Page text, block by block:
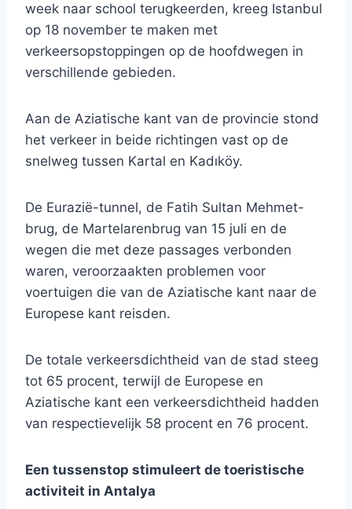
week naar school terugkeerden, kreeg Istanbul
op 18 november te maken met
verkeersopstoppingen op de hoofdwegen in
verschillende gebieden.
Aan de Aziatische kant van de provincie stond
het verkeer in beide richtingen vast op de
snelweg tussen Kartal en Kadıköy.
De Eurazië-tunnel, de Fatih Sultan Mehmet-
brug, de Martelarenbrug van 15 juli en de
wegen die met deze passages verbonden
waren, veroorzaakten problemen voor
voertuigen die van de Aziatische kant naar de
Europese kant reisden.
De totale verkeersdichtheid van de stad steeg
tot 65 procent, terwijl de Europese en
Aziatische kant een verkeersdichtheid hadden
van respectievelijk 58 procent en 76 procent.
Een tussenstop stimuleert de toeristische
activiteit in Antalya